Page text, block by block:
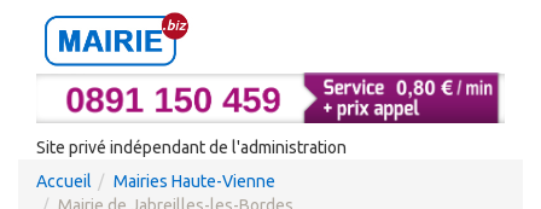
Site privé indépendant de l'administration
Accueil
Mairies Haute-Vienne